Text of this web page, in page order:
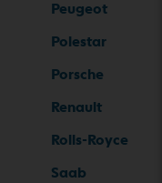
Peugeot
Polestar
Porsche
Renault
Rolls-Royce
Saab